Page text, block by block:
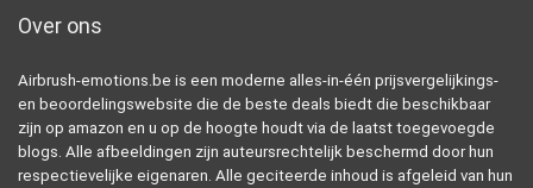
Over ons
Airbrush-emotions.be is een moderne alles-in-één prijsvergelijkings-
en beoordelingswebsite die de beste deals biedt die beschikbaar
zijn op amazon en u op de hoogte houdt via de laatst toegevoegde
blogs. Alle afbeeldingen zijn auteursrechtelijk beschermd door hun
respectievelijke eigenaren. Alle geciteerde inhoud is afgeleid van hun